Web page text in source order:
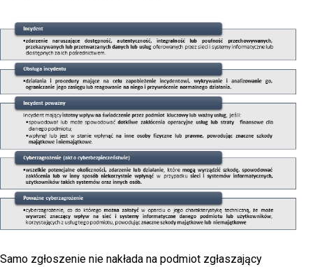
Samo zgłoszenie nie nakłada na podmiot zgłaszający